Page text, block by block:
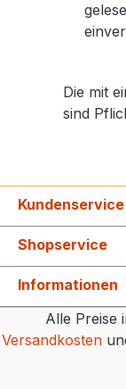
Die mit
sind
Kundenservice
Shopservice
Informationen
Alle Preise
Versandkosten